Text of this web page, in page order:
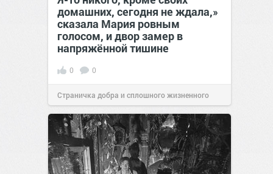
домашних, сегодня не ждала,»
сказала Мария ровным
голосом, и двор замер в
напряжённой тишине
0 0
Страничка добра и сплошного жизненного
позитива!15:3807 авг 2026